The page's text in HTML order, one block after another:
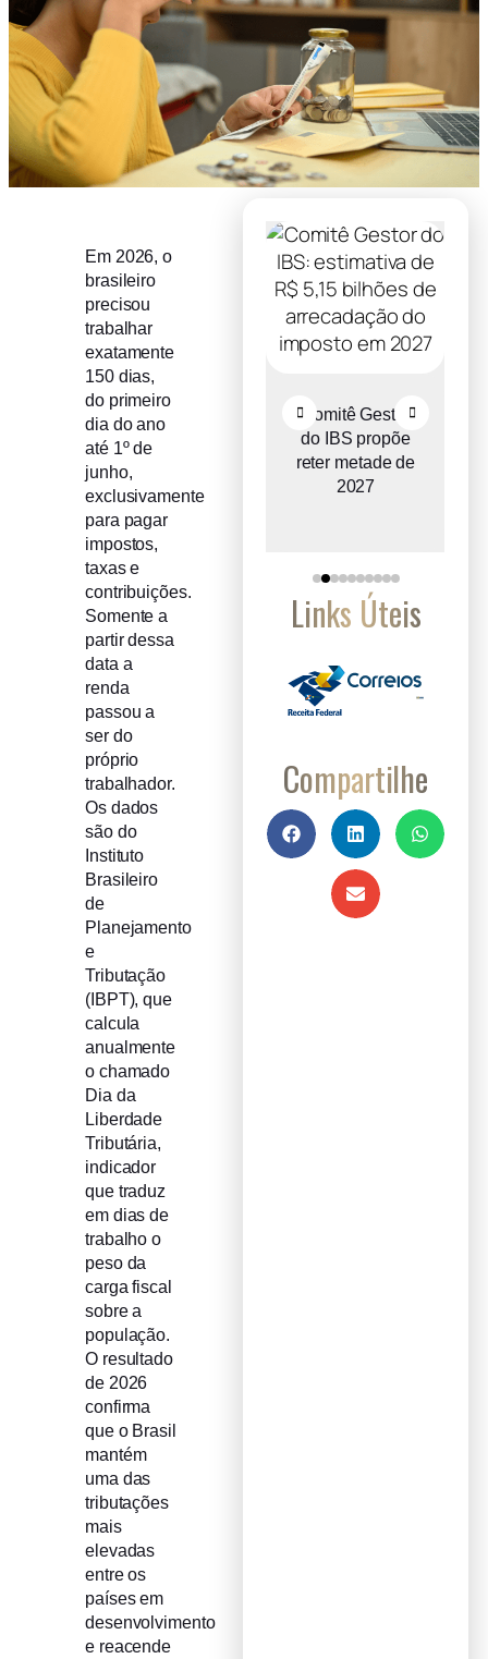
Em 2026, o
brasileiro
precisou
trabalhar
exatamente
150 dias,
do primeiro
dia do ano
até 1º de
junho,
exclusivamente
para pagar
impostos,
taxas e
contribuições.
Somente a
partir dessa
data a
renda
passou a
ser do
próprio
trabalhador.
Os dados
são do
Instituto
Brasileiro
de
Planejamento
e
Tributação
(IBPT), que
calcula
anualmente
o chamado
Dia da
Liberdade
Tributária,
indicador
que traduz
em dias de
trabalho o
peso da
carga fiscal
sobre a
população.
O resultado
de 2026
confirma
que o Brasil
mantém
uma das
tributações
mais
elevadas
entre os
países em
desenvolvimento
e reacende
Recuperação
judicial cresce
entre micro e
pequenas
Comitê Gestor
do IBS propõe
reter metade de
2027
Links Úteis
Compartilhe